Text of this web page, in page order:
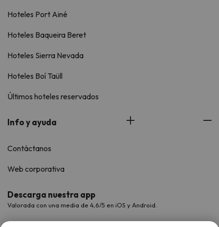
Hoteles Port Ainé
Hoteles Baqueira Beret
Hoteles Sierra Nevada
Hoteles Boí Taüll
Últimos hoteles reservados
Info y ayuda
Contáctanos
Web corporativa
Descarga nuestra app
Valorada con una media de 4,6/5 en iOS y Android.